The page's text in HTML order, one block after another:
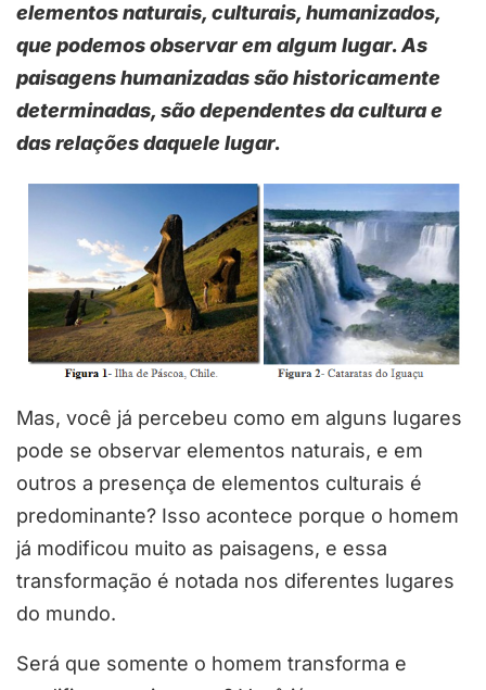
elementos naturais, culturais, humanizados,
que podemos observar em algum lugar. As
paisagens humanizadas são historicamente
determinadas, são dependentes da cultura e
das relações daquele lugar.
Mas, você já percebeu como em alguns lugares
pode se observar elementos naturais, e em
outros a presença de elementos culturais é
predominante? Isso acontece porque o homem
já modificou muito as paisagens, e essa
transformação é notada nos diferentes lugares
do mundo.
Será que somente o homem transforma e